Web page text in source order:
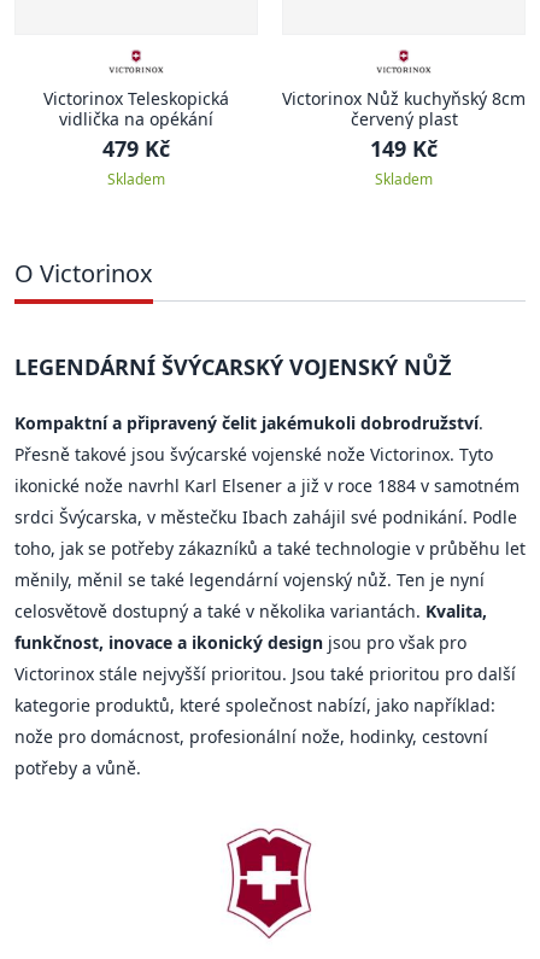
Victorinox Teleskopická
vidlička na opékání
479 Kč
Skladem
Victorinox Nůž kuchyňský 8cm
červený plast
149 Kč
Skladem
O Victorinox
LEGENDÁRNÍ ŠVÝCARSKÝ VOJENSKÝ NŮŽ
Kompaktní a připravený čelit jakémukoli dobrodružství.
Přesně takové jsou švýcarské vojenské nože Victorinox. Tyto
ikonické nože navrhl Karl Elsener a již v roce 1884 v samotném
srdci Švýcarska, v městečku Ibach zahájil své podnikání. Podle
toho, jak se potřeby zákazníků a také technologie v průběhu let
měnily, měnil se také legendární vojenský nůž. Ten je nyní
celosvětově dostupný a také v několika variantách. Kvalita,
funkčnost, inovace a ikonický design jsou pro však pro
Victorinox stále nejvyšší prioritou. Jsou také prioritou pro další
kategorie produktů, které společnost nabízí, jako například:
nože pro domácnost, profesionální nože, hodinky, cestovní
potřeby a vůně.